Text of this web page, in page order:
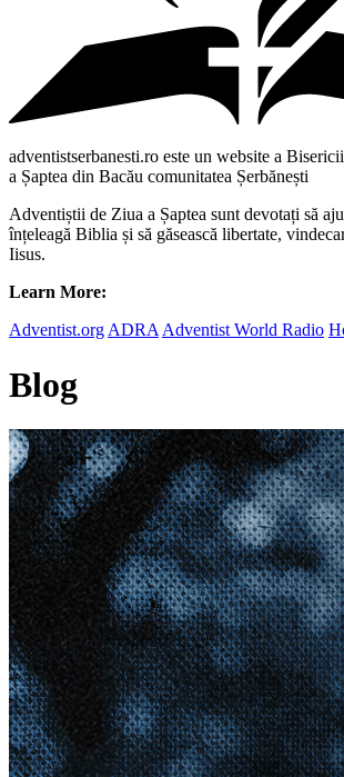
adventistserbanesti.ro este un website a
a Șaptea din Bacău comunitatea Șerbănești
Adventiștii de Ziua a Șaptea sunt devotați să
înțeleagă Biblia și să găsească libertate,
Iisus.
Learn More:
Adventist.org ADRA Adventist World Radio
Blog